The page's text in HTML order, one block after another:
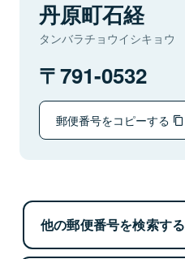
丹原町石経
タンバラチョウイシキョウ
791-0532
郵便番号をコピーする
他の郵便番号を検索する